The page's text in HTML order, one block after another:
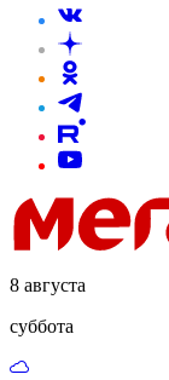
8 августа
суббота